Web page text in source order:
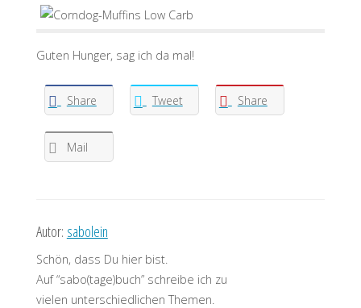
Guten Hunger, sag ich da mal!
Share Tweet Share
Mail
Autor: sabolein
Schön, dass Du hier bist.
Auf “sabo(tage)buch” schreibe ich zu
vielen unterschiedlichen Themen.